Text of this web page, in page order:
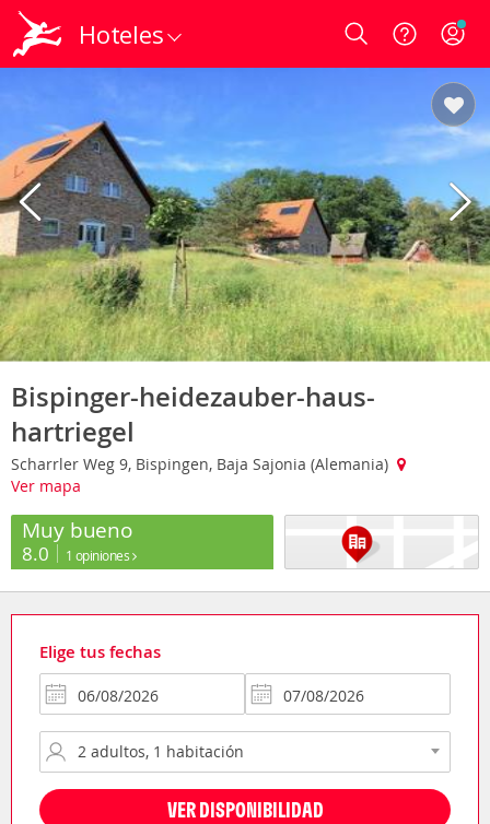
Hoteles Login
Bispinger-heidezauber-haus-
hartriegel
Scharrler Weg 9, Bispingen, Baja Sajonia (Alemania)
Ver mapa
Muy bueno
8.0 1 opiniones
Elige tus fechas
VER DISPONIBILIDAD